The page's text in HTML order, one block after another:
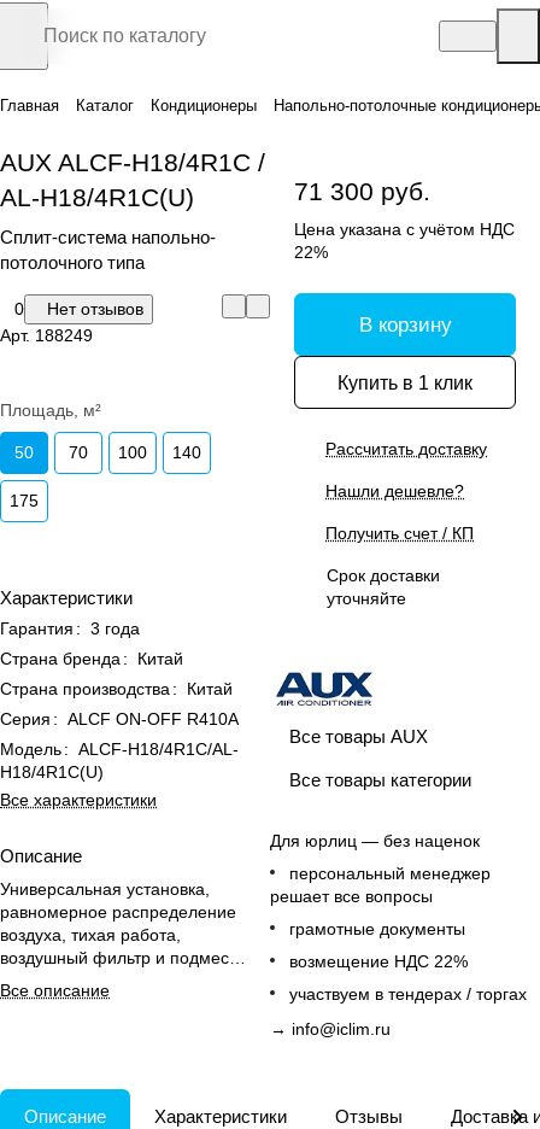
Главная Каталог Кондиционеры Напольно-потолочные
AUX ALCF-H18/4R1С /
AL-H18/4R1С(U)
Сплит-система напольно-
потолочного типа
0
Нет отзывов
Арт. 188249
Площадь, м²
50 70 100 140
175
Характеристики
Гарантия : 3 года
Страна бренда :
Китай
Страна производства :
Китай
Серия : ALCF ON-OFF R410A
Модель: ALCF-H18/4R1С/AL-
H18/4R1С(U)
Все характеристики
Описание
Универсальная установка,
равномерное распределение
воздуха, тихая работа,
воздушный фильтр и подмес
свежего воздуха для
комфортного микроклимата.
Все описание
71 300 руб.
Цена указана с учётом НДС
22%
В корзину
Купить в 1 клик
Рассчитать доставку
Нашли дешевле?
Получить счет / КП
Срок доставки
уточняйте
Все товары AUX
Все товары категории
Для юрлиц — без наценок
персональный менеджер
решает все вопросы
грамотные документы
возмещение НДС 22%
участвуем в тендерах / торгах
→ info@iclim.ru
Описание Характеристики Отзывы Доставка